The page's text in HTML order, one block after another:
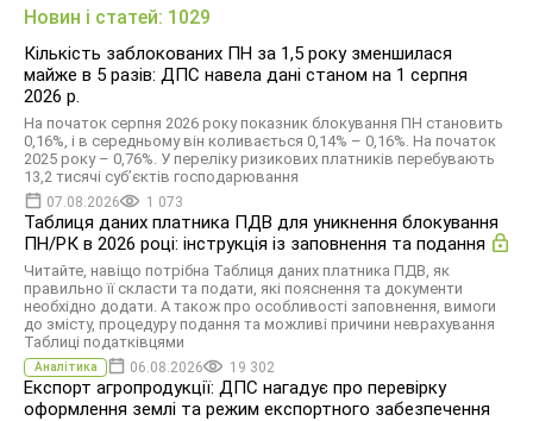
Новин і статей: 1029
Кількість заблокованих ПН за 1,5 року зменшилася
майже в 5 разів: ДПС навела дані станом на 1 серпня
2026 р.
На початок серпня 2026 року показник блокування ПН становить
0,16%, і в середньому він коливається 0,14% – 0,16%. На початок
2025 року – 0,76%. У переліку ризикових платників перебувають
13,2 тисячі суб’єктів господарювання
07.08.2026 1 073
Таблиця даних платника ПДВ для уникнення блокування
ПН/РК в 2026 році: інструкція із заповнення та подання
Читайте, навіщо потрібна Таблиця даних платника ПДВ, як
правильно її скласти та подати, які пояснення та документи
необхідно додати. А також про особливості заповнення, вимоги
до змісту, процедуру подання та можливі причини неврахування
Таблиці податківцями
Аналітика 06.08.2026 19 302
Експорт агропродукції: ДПС нагадує про перевірку
оформлення землі та режим експортного забезпечення